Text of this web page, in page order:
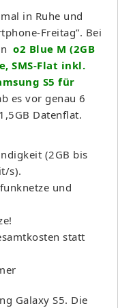
in Ruhe und
Freitag”. Bei
o2 Blue M (2GB
SMS-Flat inkl.
S5 für
es vor genau 6
Datenflat.
(2GB bis
s).
und
statt
Galaxy S5. Die